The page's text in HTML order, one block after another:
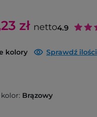
zł netto4.9
kolory Sprawdź ilości
Brązowy